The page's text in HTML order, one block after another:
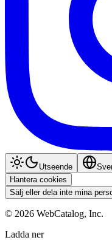
Utseende
Hantera cookies
Sälj eller dela inte mina
© 2026 WebCatalog, Inc.
Ladda ner